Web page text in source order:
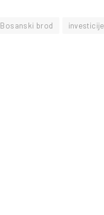
Bosanski brod investicije